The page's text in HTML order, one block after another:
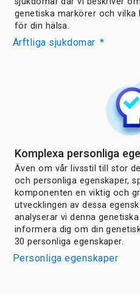
genetiska markörer och vilka
för din hälsa.
Ärftliga sjukdomar *
Komplexa personliga
Även om vår livsstil till stor
och personliga egenskaper,
komponenten en viktig och
utvecklingen av dessa
analyserar vi denna
informera dig om din
30 personliga egenskaper.
Personliga egenskaper